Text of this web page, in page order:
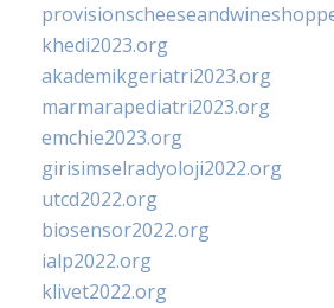
khedi2023.org
akademikgeriatri2023.org
marmarapediatri2023.org
emchie2023.org
girisimselradyoloji2022.org
utcd2022.org
biosensor2022.org
ialp2022.org
klivet2022.org